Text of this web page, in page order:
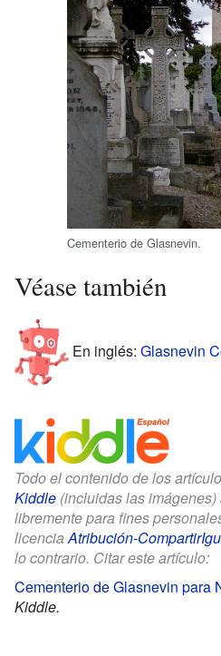
Cementerio de Glasnevin.
Véase también
En inglés: Glasnevin
Todo el contenido de los
Kiddle (incluidas las
libremente para fines
licenciaAtribución-
lo contrario. Citar este artículo:
Cementerio de Glasnevin para
Kiddle.